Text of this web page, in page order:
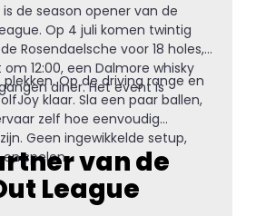
de season opener van de
Op 4 juli komen twintig
Rosendaelsche voor 18 holes,
12:00, een Dalmore whisky
diner. Het event is
Op de driving range en
klaar. Sla een paar ballen,
zelf hoe eenvoudig
Geen ingewikkelde setup,
spelen. van de
League